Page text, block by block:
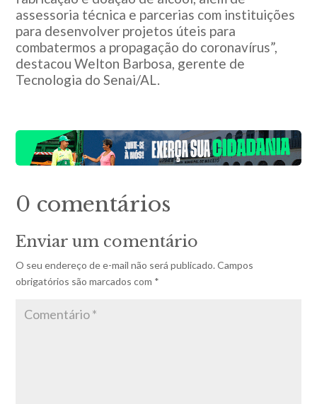
assessoria técnica e parcerias com instituições
para desenvolver projetos úteis para
combatermos a propagação do coronavírus”,
destacou Welton Barbosa, gerente de
Tecnologia do Senai/AL.
0 comentários
Enviar um comentário
O seu endereço de e-mail não será publicado. Campos
obrigatórios são marcados com *